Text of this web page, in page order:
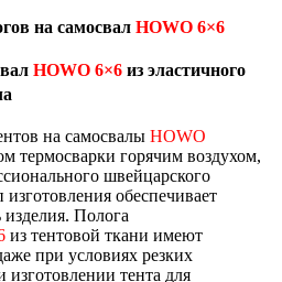
на самосвалHOWO 6×6
HOWO 6×6 из эластичного
на самосвалы HOWO
термосварки горячим воздухом,
швейцарского
обеспечивает
Полога
из тентовой ткани имеют
при условиях резких
тента для